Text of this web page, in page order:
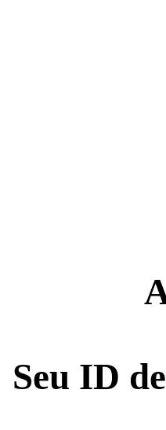
Seu ID